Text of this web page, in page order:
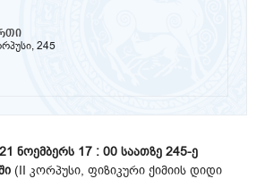
245
ნოემბერს 17 : 00 საათზე 245-ე
(II კორპუსი, ფიზიკური ქიმიის დიდი